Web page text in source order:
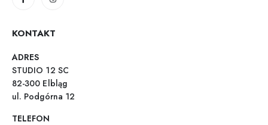
KONTAKT
ADRES
STUDIO 12 SC
82-300 Elbląg
ul. Podgórna 12
TELEFON